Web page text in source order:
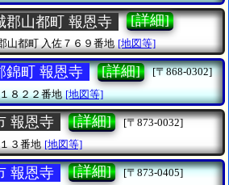
郡山都町 報恩寺 [詳細]
山都町入佐７６９番地 [地図等]
錦町 報恩寺 [詳細]
[〒868-0302]
８２２番地 [地図等]
報恩寺 [詳細]
[〒873-0032]
３番地 [地図等]
報恩寺 [詳細]
[〒873-0405]